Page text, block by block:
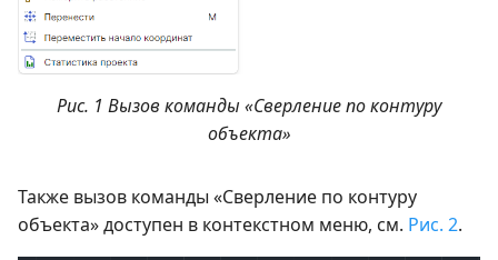
Рис. 1 Вызов команды «Сверление по контуру
объекта»
Также вызов команды «Сверление по контуру
объекта» доступен в контекстном меню, см. Рис. 2.